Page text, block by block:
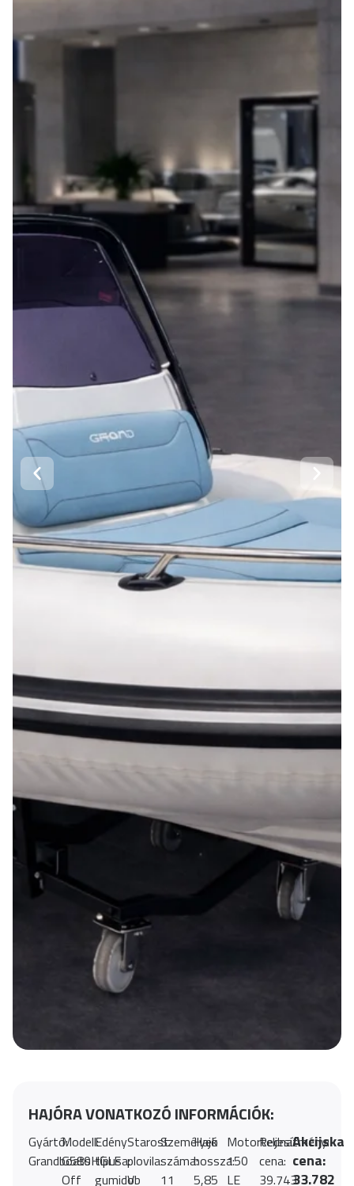
HAJÓRA VONATKOZÓ INFORMÁCIÓK:
Gyártó:
Grandboats
Modell:
G580HGLF
Off
Edény
típusa:
gumidob
Starost
plovila:
V
Személyek
száma:
11
Hajó
hossza:
5,85
Motorteljesítmény:
150
LE
Redna
cena:
39.743
Akcijska
cena:
33.782